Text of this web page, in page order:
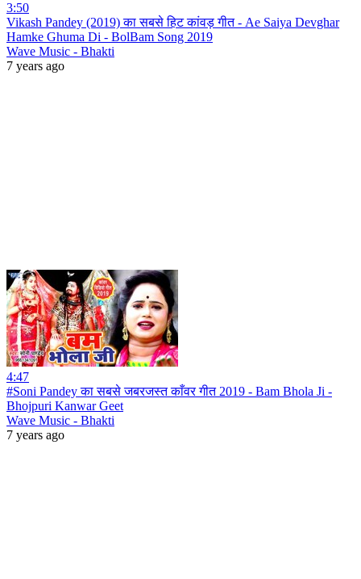
3:50
Vikash Pandey (2019) का सबसे हिट कांवड़ गीत - Ae Saiya Devghar
Hamke Ghuma Di - BolBam Song 2019
Wave Music - Bhakti
7 years ago
4:47
#Soni Pandey का सबसे जबरजस्त काँवर गीत 2019 - Bam Bhola Ji -
Bhojpuri Kanwar Geet
Wave Music - Bhakti
7 years ago